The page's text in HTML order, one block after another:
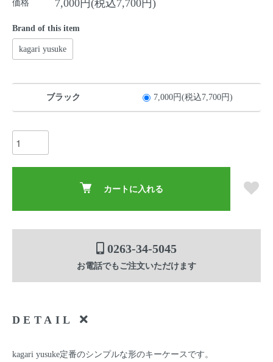
価格
7,000円(税込7,700円)
Brand of this item
kagari yusuke
ブラック 7,000円(税込7,700円)
カートに入れる
0263-34-5045
お電話でもご注文いただけます
DETAIL
kagari yusuke定番のシンプルな形のキーケースです。